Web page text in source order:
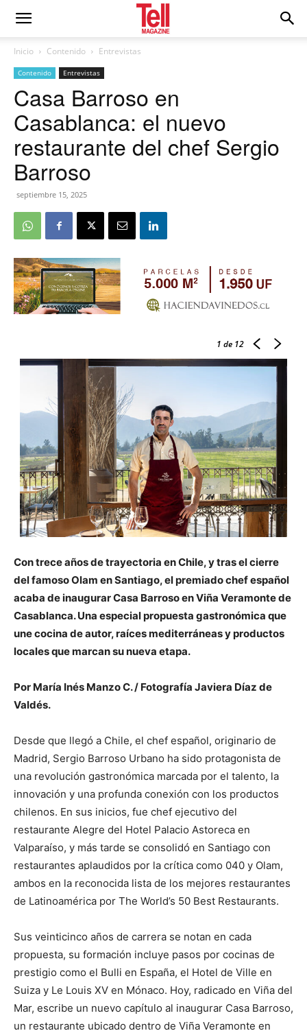
Inicio Contenido Entrevistas
Contenido Entrevistas
Casa Barroso en
Casablanca: el nuevo
restaurante del chef Sergio
Barroso
septiembre 15, 2025
1 de 12
Con trece años de trayectoria en Chile, y tras el cierre
del famoso Olam en Santiago, el premiado chef español
acaba de inaugurar Casa Barroso en Viña Veramonte de
Casablanca. Una especial propuesta gastronómica que
une cocina de autor, raíces mediterráneas y productos
locales que marcan su nueva etapa.
Por María Inés Manzo C. / Fotografía Javiera Díaz de
Valdés.
Desde que llegó a Chile, el chef español, originario de
Madrid, Sergio Barroso Urbano ha sido protagonista de
una revolución gastronómica marcada por el talento, la
innovación y una profunda conexión con los productos
chilenos. En sus inicios, fue chef ejecutivo del
restaurante Alegre del Hotel Palacio Astoreca en
Valparaíso, y más tarde se consolidó en Santiago con
restaurantes aplaudidos por la crítica como 040 y Olam,
ambos en la reconocida lista de los mejores restaurantes
de Latinoamérica por The World’s 50 Best Restaurants.
Sus veinticinco años de carrera se notan en cada
propuesta, su formación incluye pasos por cocinas de
prestigio como el Bulli en España, el Hotel de Ville en
Suiza y Le Louis XV en Mónaco. Hoy, radicado en Viña del
Mar, escribe un nuevo capítulo al inaugurar Casa Barroso,
un restaurante ubicado dentro de Viña Veramonte en